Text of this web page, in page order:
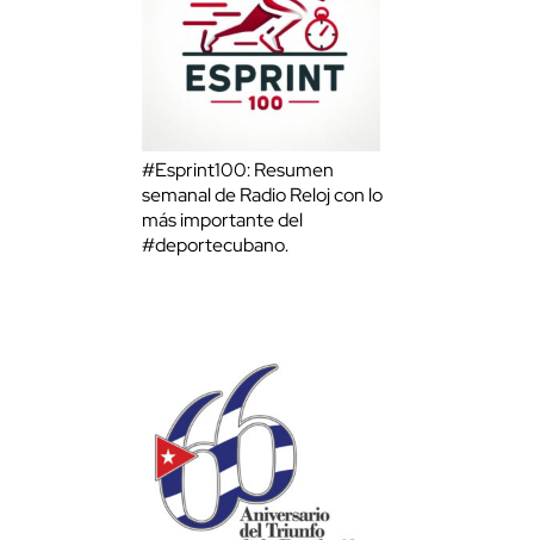
#Esprint100: Resumen
semanal de Radio Reloj con lo
más importante del
#deportecubano.